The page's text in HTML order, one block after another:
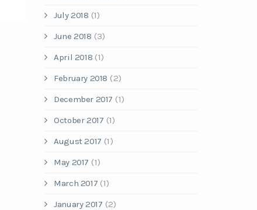
July 2018 (1)
June 2018 (3)
April 2018 (1)
February 2018 (2)
December 2017 (1)
October 2017 (1)
August 2017 (1)
May 2017 (1)
March 2017 (1)
January 2017 (2)